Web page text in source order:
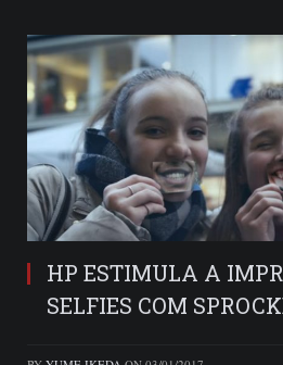
HP ESTIMULA A
SELFIES COM